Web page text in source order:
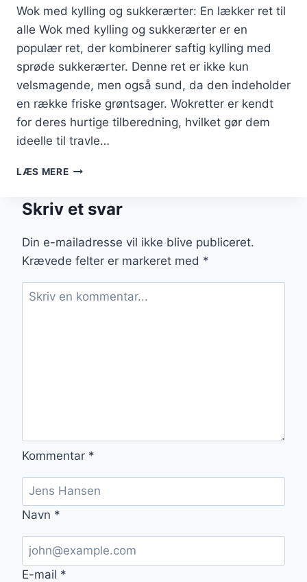
Wok med kylling og sukkerærter: En lækker ret til
alle Wok med kylling og sukkerærter er en
populær ret, der kombinerer saftig kylling med
sprøde sukkerærter. Denne ret er ikke kun
velsmagende, men også sund, da den indeholder
en række friske grøntsager. Wokretter er kendt
for deres hurtige tilberedning, hvilket gør dem
ideelle til travle…
LÆS MEREWOK
OG
TIL
EN
SØD
OPLEVELSE
Skriv et svar
Din e-mailadresse vil ikke blive publiceret.
Krævede felter er markeret med *
Kommentar *
Navn *
E-mail *